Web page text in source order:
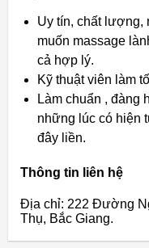
Uy tín, chất lượng,
muốn massage
cả hợp lý.
Kỹ thuật viên làm
Làm chuẩn , đàng
những lúc có hiện
đây liền.
Thông tin liên hệ
Địa chỉ: 222 Đường
Thụ, Bắc Giang.